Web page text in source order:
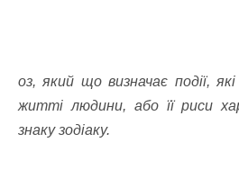
оз, який що визначає події,
житті людини, або її риси
знаку зодіаку.